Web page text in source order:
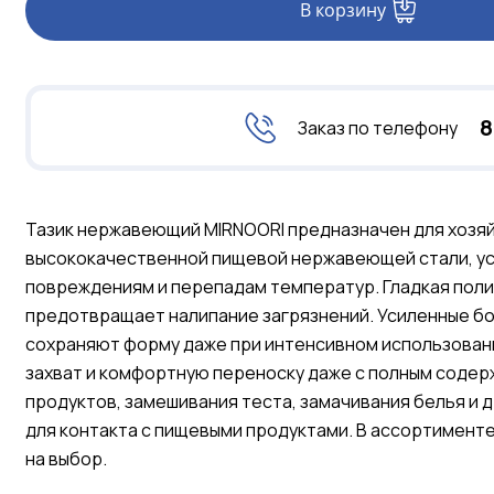
В корзину
Заказ по телефону
Тазик нержавеющий MIRNOORI предназначен для
высококачественной пищевой нержавеющей стали,
повреждениям и перепадам температур. Гладкая
предотвращает налипание загрязнений. Усиленные
сохраняют форму даже при интенсивном
захват и комфортную переноску даже с полным
продуктов, замешивания теста, замачивания белья и
для контакта с пищевыми продуктами. В
на выбор.